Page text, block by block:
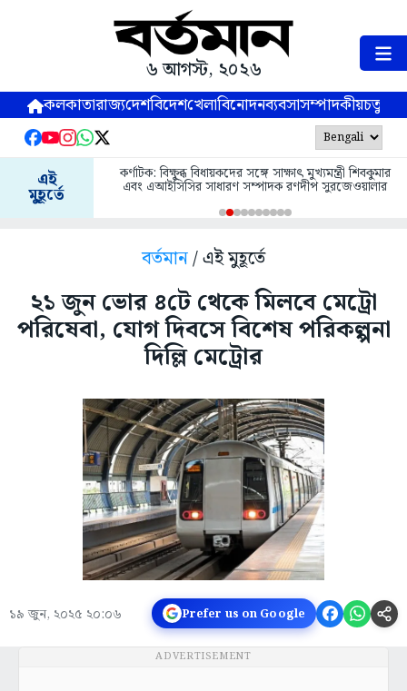
৬ আগস্ট, ২০২৬
কলকাতারাজ্যদেশবিদেশখেলাবিনোদনব্যবসাসম্পাদকীয়
এই
মুহূর্তে
কর্ণাটক: বিক্ষুব্ধ বিধায়কদের সঙ্গে সাক্ষাৎ মুখ্যমন্ত্রী শিবকুমার
এবং এআইসিসির সাধারণ সম্পাদক রণদীপ সুরজেওয়ালার
বর্তমান/ এই মুহূর্তে
২১ জুন ভোর ৪টে থেকে মিলবে মেট্রো
পরিষেবা, যোগ দিবসে বিশেষ পরিকল্পনা
দিল্লি মেট্রোর
১৯ জুন, ২০২৫ ২০:০৬ Prefer us on Google
ADVERTISEMENT